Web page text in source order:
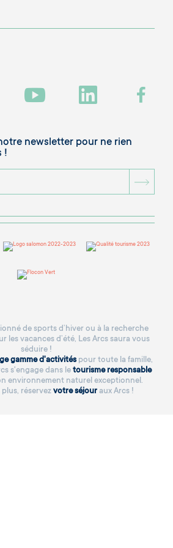
newsletter pour ne rien
!
de sports d’hiver ou à la recherche
les vacances d’été, Les Arcs saura vous
séduire !
gamme d'activitéspour toute la famille,
s'engage dans le tourisme responsable
environnement naturel exceptionnel.
réservez votre séjouraux Arcs !